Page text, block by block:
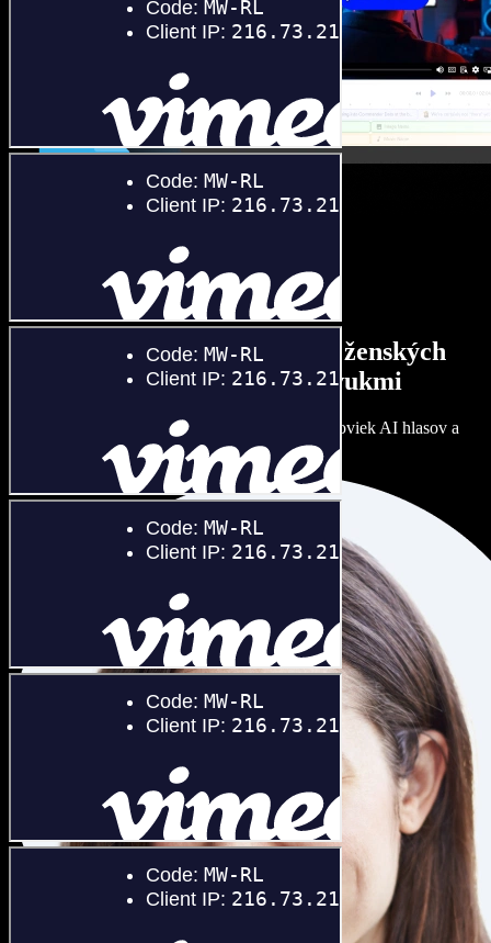
Široký výber mužských aj ženských
hlasov s rôznymi prízvukmi
Každý projekt môže znieť inak. Vyberte si zo stoviek AI hlasov a
dolaďte si ich podľa seba.